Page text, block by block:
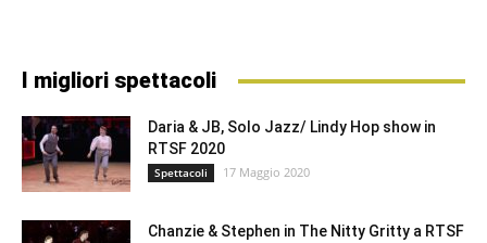
I migliori spettacoli
Daria & JB, Solo Jazz/ Lindy Hop show in
RTSF 2020
Spettacoli 17 Maggio 2020
Chanzie & Stephen in The Nitty Gritty a RTSF